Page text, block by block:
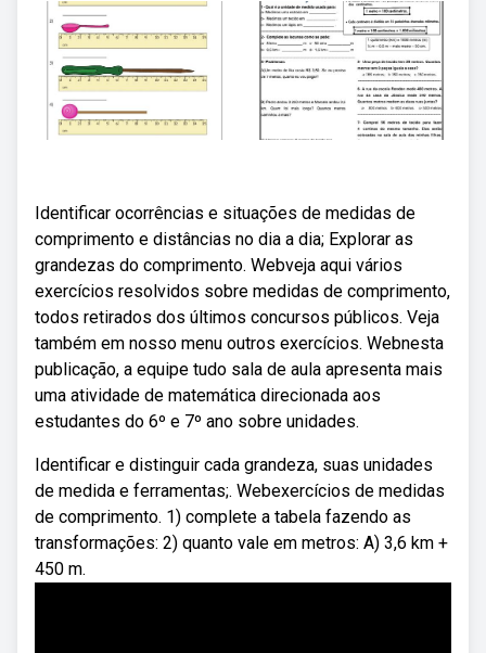
Identificar ocorrências e situações de medidas de
comprimento e distâncias no dia a dia; Explorar as
grandezas do comprimento. Webveja aqui vários
exercícios resolvidos sobre medidas de comprimento,
todos retirados dos últimos concursos públicos. Veja
também em nosso menu outros exercícios. Webnesta
publicação, a equipe tudo sala de aula apresenta mais
uma atividade de matemática direcionada aos
estudantes do 6º e 7º ano sobre unidades.
Identificar e distinguir cada grandeza, suas unidades
de medida e ferramentas;. Webexercícios de medidas
de comprimento. 1) complete a tabela fazendo as
transformações: 2) quanto vale em metros: A) 3,6 km +
450 m.